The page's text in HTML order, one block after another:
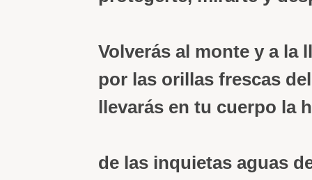
Volverás al monte y a la
por las orillas frescas
llevarás en tu cuerpo la
de las inquietas aguas